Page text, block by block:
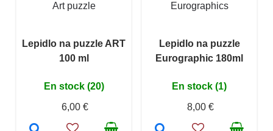
Art puzzle
Lepidlo na puzzle ART
100 ml
En stock (20)
6,00 €
Eurographics
Lepidlo na puzzle
Eurographic 180ml
En stock (1)
8,00 €